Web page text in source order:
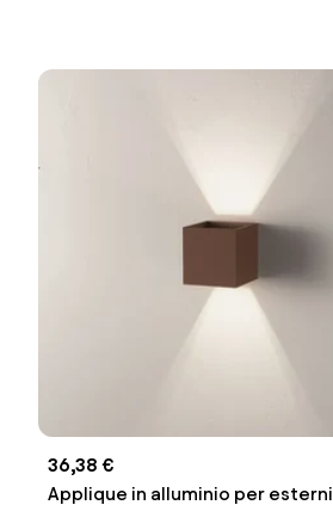
36,38 €
Applique in alluminio per esterni